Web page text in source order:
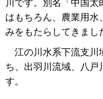
はもちろん、農業用
みをもたらしてきまし
江の川水系下流支川
ち、出羽川流域、八戸
す。